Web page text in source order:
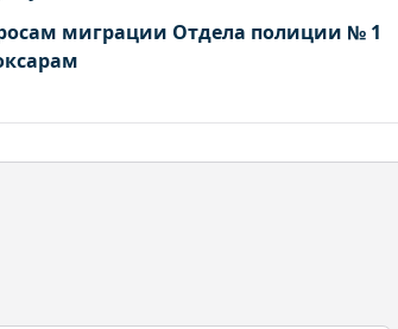
миграции Отдела полиции № 1